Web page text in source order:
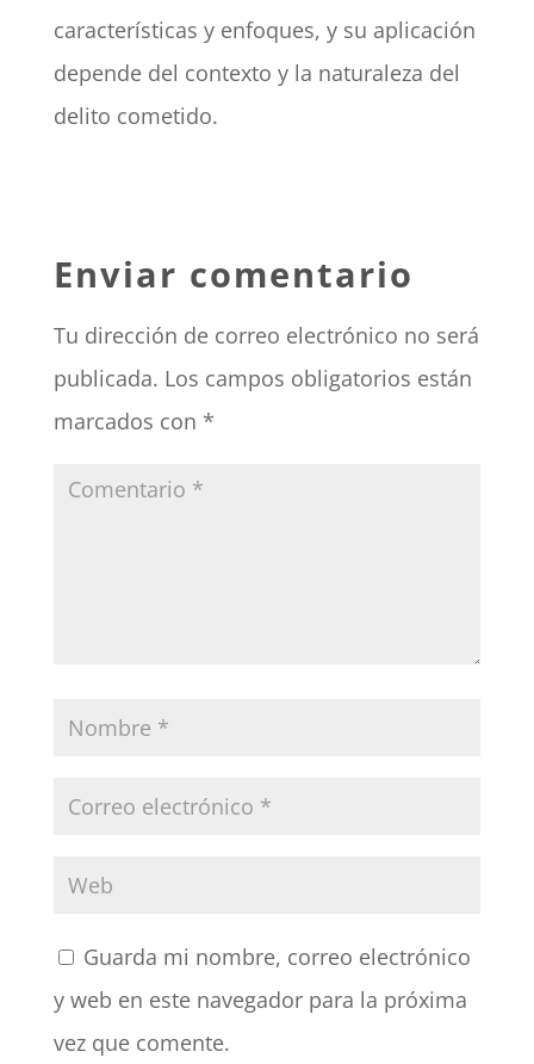
características y enfoques, y su aplicación
depende del contexto y la naturaleza del
delito cometido.
Enviar comentario
Tu dirección de correo electrónico no será
publicada. Los campos obligatorios están
marcados con *
Guarda mi nombre, correo electrónico
y web en este navegador para la próxima
vez que comente.